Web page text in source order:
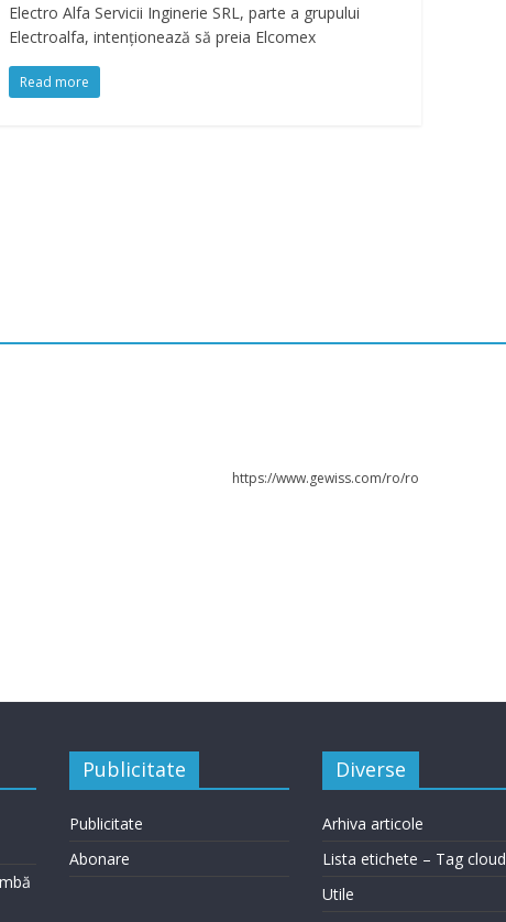
Electro Alfa Servicii Inginerie SRL, parte a grupului
Electroalfa, intenționează să preia Elcomex
Read more
https://www.gewiss.com/ro/ro
Publicitate
Publicitate
Abonare
Diverse
Arhiva articole
Lista etichete – Tag cloud
Utile